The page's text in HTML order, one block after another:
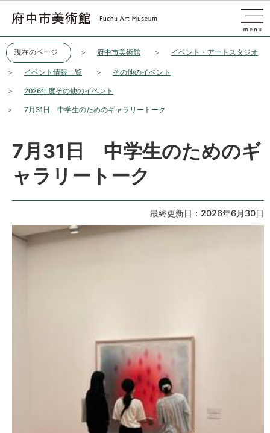
現在のページ 府中市美術館 イベント・アートスタジオ
イベント情報一覧 その他のイベント
2026年度その他のイベント
7月31日 中学生のためのギャラリートーク
7月31日 中学生のためのギ
ャラリートーク
最終更新日：2026年6月30日